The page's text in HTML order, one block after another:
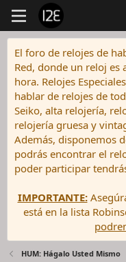
El foro de relojes de
Red, donde un reloj es
hora. Relojes
hablar de relojes de
Seiko, alta relojería,
relojería gruesa y
Además, disponemos
podrás encontrar el
poder participar
IMPORTANTE:
está en la lista
HUM: Hágalo Usted Mismo